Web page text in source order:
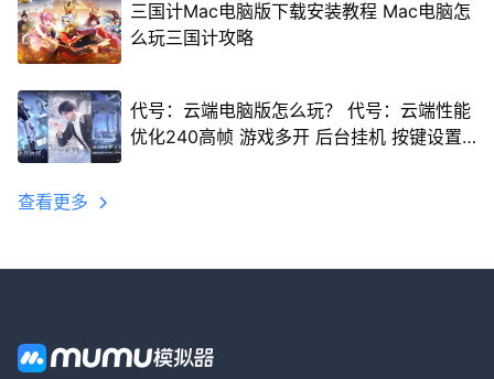
三国计Mac电脑版下载安装教程 Mac电脑怎
么玩三国计攻略
代号：云端电脑版怎么玩？ 代号：云端性能
优化240高帧 游戏多开 后台挂机 按键设置
查看更多